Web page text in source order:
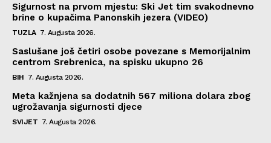
Sigurnost na prvom mjestu: Ski Jet tim svakodnevno
brine o kupačima Panonskih jezera (VIDEO)
TUZLA 7. Augusta 2026.
Saslušane još četiri osobe povezane s Memorijalnim
centrom Srebrenica, na spisku ukupno 26
BIH 7. Augusta 2026.
Meta kažnjena sa dodatnih 567 miliona dolara zbog
ugrožavanja sigurnosti djece
SVIJET 7. Augusta 2026.